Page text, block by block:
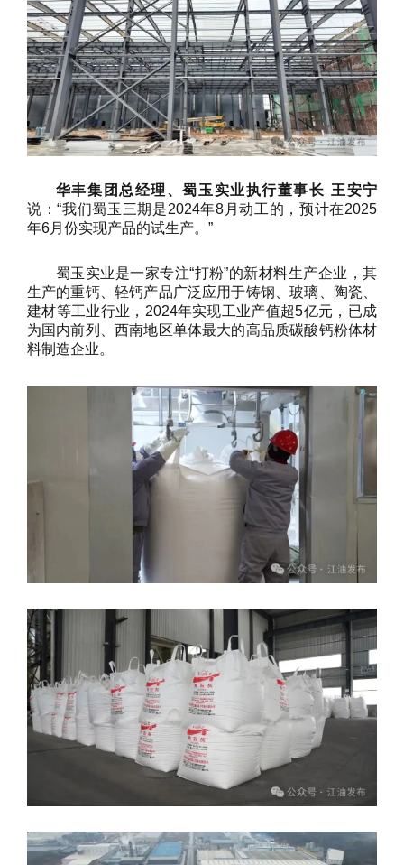
华丰集团总经理、蜀玉实业执行董事长 王安宁
说：“我们蜀玉三期是2024年8月动工的，预计在2025
年6月份实现产品的试生产。”
蜀玉实业是一家专注“打粉”的新材料生产企业，其
生产的重钙、轻钙产品广泛应用于铸钢、玻璃、陶瓷、
建材等工业行业，2024年实现工业产值超5亿元，已成
为国内前列、西南地区单体最大的高品质碳酸钙粉体材
料制造企业。